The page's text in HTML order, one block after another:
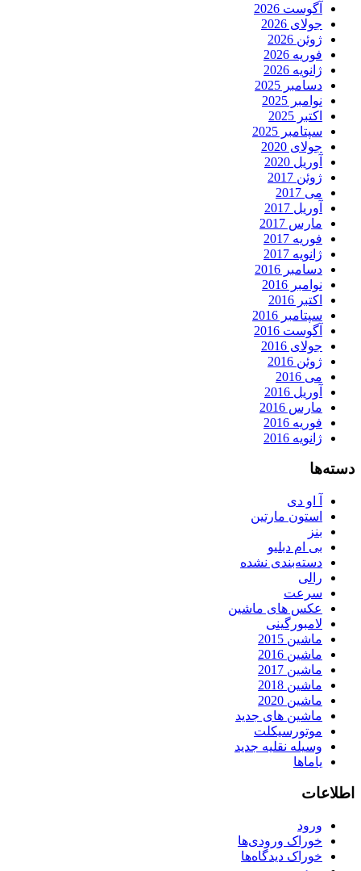
آگوست 2026
جولای 2026
ژوئن 2026
فوریه 2026
ژانویه 2026
دسامبر 2025
نوامبر 2025
اکتبر 2025
سپتامبر 2025
جولای 2020
آوریل 2020
ژوئن 2017
می 2017
آوریل 2017
مارس 2017
فوریه 2017
ژانویه 2017
دسامبر 2016
نوامبر 2016
اکتبر 2016
سپتامبر 2016
آگوست 2016
جولای 2016
ژوئن 2016
می 2016
آوریل 2016
مارس 2016
فوریه 2016
ژانویه 2016
دسته‌ها
آ او دی
استون مارتین
بنز
بی ام دبلیو
دسته‌بندی نشده
رالی
سرعت
عکس های ماشین
لامبورگینی
ماشین 2015
ماشین 2016
ماشین 2017
ماشین 2018
ماشین 2020
ماشین های جدید
موتورسیکلت
وسیله نقلیه جدید
یاماها
اطلاعات
ورود
خوراک ورودی‌ها
خوراک دیدگاه‌ها